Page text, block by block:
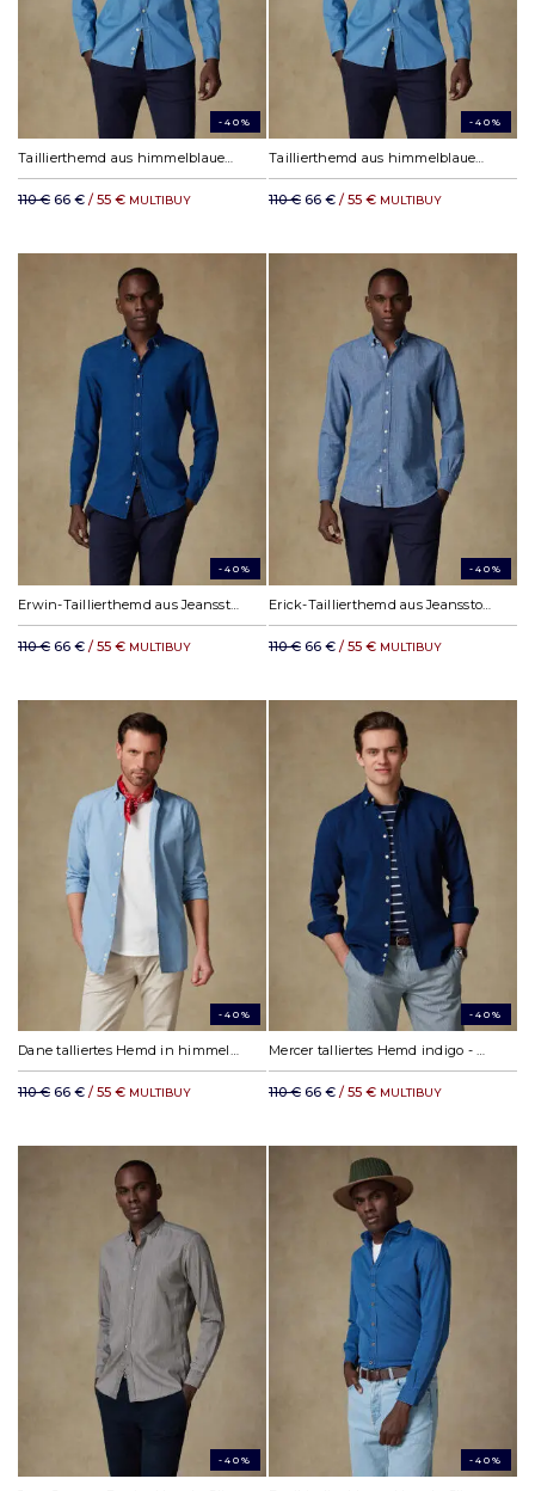
-40%
Taillierthemd aus himmelblauem Denim - Große Ärmellänge
110 € 66 € / 55 € MULTIBUY
-40%
Taillierthemd aus himmelblauem Denim
110 € 66 € / 55 € MULTIBUY
-40%
Erwin-Taillierthemd aus Jeansstoff - Button down kragen
110 € 66 € / 55 € MULTIBUY
-40%
110 € 66 € / 55 € MULTIBUY
-40%
Dane talliertes Hemd in himmelblau Denim - Button down Kragen
110 € 66 € / 55 € MULTIBUY
-40%
Mercer talliertes Hemd indigo - Button-Down-Kragen
110 € 66 € / 55 € MULTIBUY
-40% -40%